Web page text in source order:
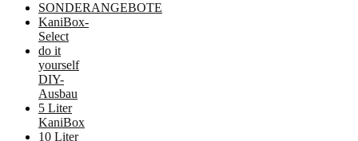
SONDERANGEBOTE
KaniBox-
Select
do it
yourself
DIY-
Ausbau
5 Liter
KaniBox
10 Liter